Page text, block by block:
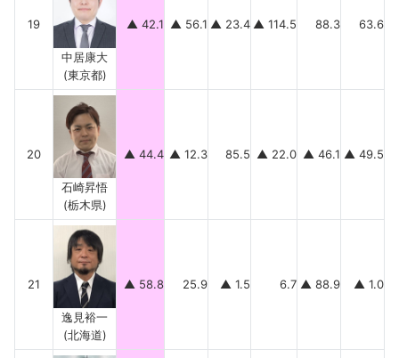
19
中居康大
(東京都)
▲ 42.1 ▲ 56.1 ▲ 23.4 ▲ 114.5 88.3 63.6
20
石崎昇悟
(栃木県)
▲ 44.4 ▲ 12.3 85.5 ▲ 22.0 ▲ 46.1 ▲ 49.5
21
逸見裕一
(北海道)
▲ 58.8 25.9 ▲ 1.5 6.7 ▲ 88.9 ▲ 1.0